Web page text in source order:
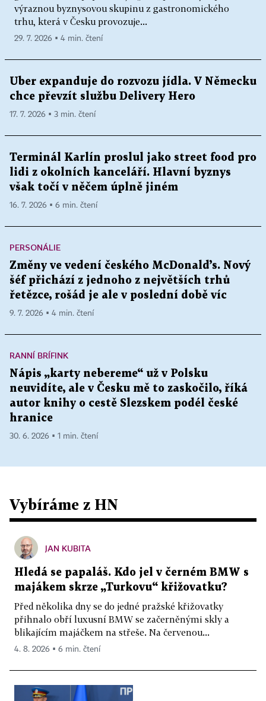
výraznou byznysovou skupinu z gastronomického
trhu, která v Česku provozuje...
29. 7. 2026 ▪ 4 min. čtení
Uber expanduje do rozvozu jídla. V Německu
chce převzít službu Delivery Hero
17. 7. 2026 ▪ 3 min. čtení
Terminál Karlín proslul jako street food pro
lidi z okolních kanceláří. Hlavní byznys
však točí v něčem úplně jiném
16. 7. 2026 ▪ 6 min. čtení
PERSONÁLIE
Změny ve vedení českého McDonald’s. Nový
šéf přichází z jednoho z největších trhů
řetězce, rošád je ale v poslední době víc
9. 7. 2026 ▪ 4 min. čtení
RANNÍ BRÍFINK
Nápis „karty nebereme“ už v Polsku
neuvidíte, ale v Česku mě to zaskočilo, říká
autor knihy o cestě Slezskem podél české
hranice
30. 6. 2026 ▪ 1 min. čtení
Vybíráme z HN
JAN KUBITA
Hledá se papaláš. Kdo jel v černém BMW s
majákem skrze „Turkovu“ křižovatku?
Před několika dny se do jedné pražské křižovatky
přihnalo obří luxusní BMW se začerněnými skly a
blikajícím majáčkem na střeše. Na červenou...
4. 8. 2026 ▪ 6 min. čtení